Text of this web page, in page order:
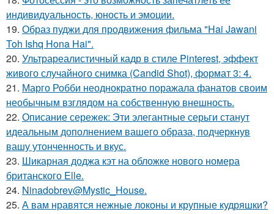
индивидуальность, юность и эмоции.
19. Образ пуджи для продвижения фильма "Hai Jawani
Toh Ishq Hona Hai".
20. Ультрареалистичный кадр в стиле Pinterest, эффект
живого случайного снимка (Candid Shot), формат 3: 4.
21. Марго Робби неоднократно поражала фанатов своим
необычным взглядом на собственную внешность.
22. Описание сережек: Эти элегантные серьги станут
идеальным дополнением вашего образа, подчеркнув
вашу утонченность и вкус.
23. Шикарная доджа кэт на обложке нового номера
британского Elle.
24. Ninadobrev@Mystic_House.
25. А вам нравятся нежные локоны и крупные кудряшки?